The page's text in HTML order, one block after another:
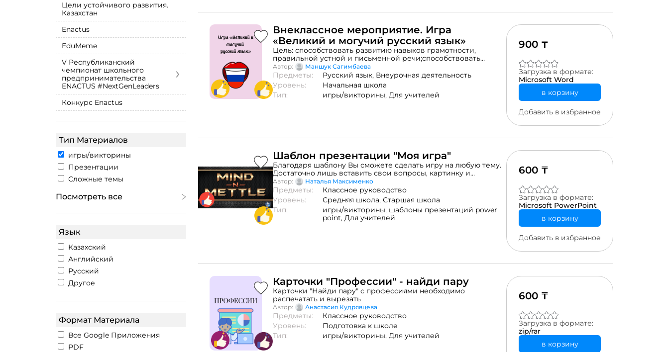
Цели устойчивого развития.
Казахстан
Enactus
EduMeme
V Республиканский
чемпионат школьного
предпринимательства
ENACTUS #NextGenLeaders
›
Конкурс Enactus
Тип Материалов
игры/викторины
Презентации
Сложные темы
Посмотреть все
Язык
Казахский
Английский
Русский
Другое
Формат Материала
Все Google Приложения
PDF
Внеклассное мероприятие. Игра
«Великий и могучий русский язык»
Цель: способствовать развитию навыков грамотности,
правильной устной и письменной речи;способствовать
созданию условий толерантного общения и общения в
классах; развитие социальных и общих
компетенций.привитие любви к русскому языку, показать его
изучение с занимательной точки зрения.
Автор: Маншук Сагимбаева
Предметы: Русский язык, Внеурочная деятельность
Уровень:
Начальная школа
Тип:
игры/викторины, Для учителей
900 ₸
Загрузка в формате:
Microsoft Word
в корзину
Добавить в избранное
Шаблон презентации "Моя игра"
Благодаря шаблону Вы сможете сделать игру на любую тему.
Достаточно лишь вставить свои вопросы, картинку и
варианты ответа
Автор: Наталья Максименко
Предметы:
Классное руководство
Уровень:
Средняя школа, Старшая школа
Тип:
игры/викторины, шаблоны презентаций power
point, Для учителей
600 ₸
Загрузка в формате:
Microsoft PowerPoint
в корзину
Добавить в избранное
Карточки "Профессии" - найди пару
Карточки "Найди пару" с профессиями необходимо
распечатать и вырезать
Автор: Анастасия Кудрявцева
Предметы:
Классное руководство
Уровень:
Подготовка к школе
Тип:
игры/викторины, Для учителей
600 ₸
Загрузка в формате:
zip/rar
в корзину